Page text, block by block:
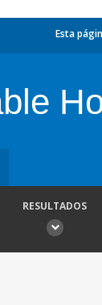
Esta
RESULTADOS